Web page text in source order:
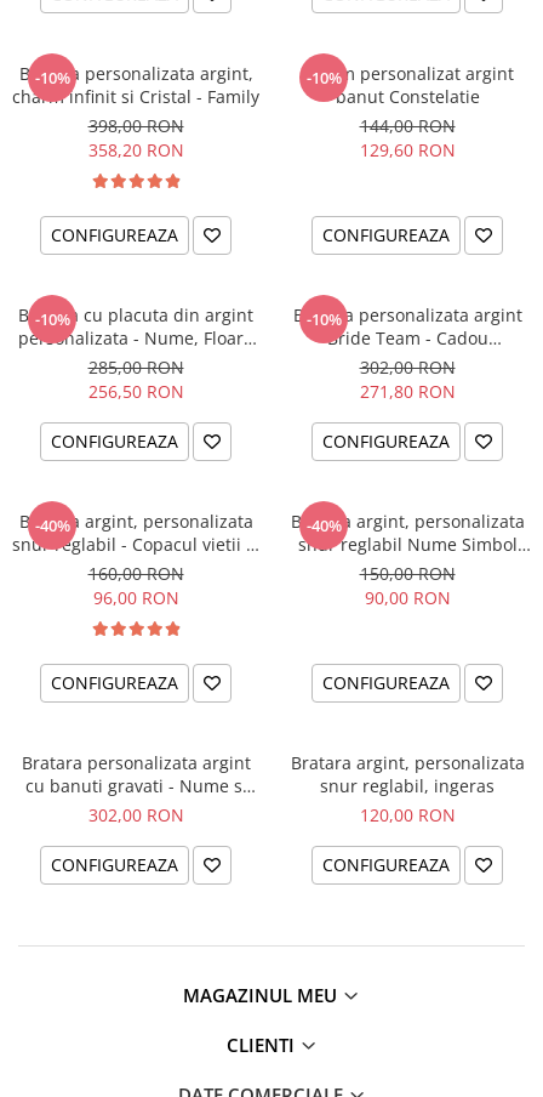
-10%
Bratara personalizata argint,
charm infinit si Cristal - Family
398,00 RON
358,20 RON
CONFIGUREAZA
-10%
Charm personalizat argint
banut Constelatie
144,00 RON
129,60 RON
CONFIGUREAZA
-10%
Bratara cu placuta din argint
personalizata - Nume, Floare
& Cristal
285,00 RON
256,50 RON
CONFIGUREAZA
-10%
Bratara personalizata argint
Bride Team - Cadou
domnisoare de onoare
302,00 RON
271,80 RON
CONFIGUREAZA
-40%
Bratara argint, personalizata
snur reglabil - Copacul vietii si
Cristal
160,00 RON
96,00 RON
CONFIGUREAZA
-40%
Bratara argint, personalizata
snur reglabil Nume Simbol
bebelus
150,00 RON
90,00 RON
CONFIGUREAZA
Bratara personalizata argint
cu banuti gravati - Nume si
simbol catelus
302,00 RON
CONFIGUREAZA
Bratara argint, personalizata
snur reglabil, ingeras
120,00 RON
CONFIGUREAZA
MAGAZINUL MEU
CLIENTI